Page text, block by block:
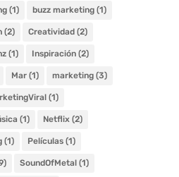
(1) buzz marketing(1)
(2) Creatividad(2)
(1) Inspiración(2)
Mar(1) marketing(3)
(1)
(1) Netflix(2)
(1) Películas(1)
SoundOfMetal(1)